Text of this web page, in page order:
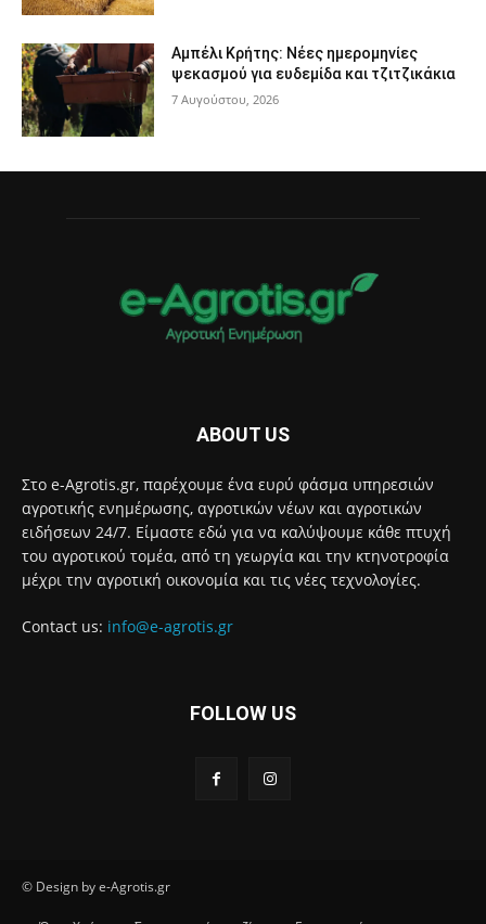
Αμπέλι Κρήτης: Νέες ημερομηνίες
ψεκασμού για ευδεμίδα και τζιτζικάκια
7 Αυγούστου, 2026
ABOUT US
Στο e-Agrotis.gr, παρέχουμε ένα ευρύ φάσμα υπηρεσιών
αγροτικής ενημέρωσης, αγροτικών νέων και αγροτικών
ειδήσεων 24/7. Είμαστε εδώ για να καλύψουμε κάθε πτυχή
του αγροτικού τομέα, από τη γεωργία και την κτηνοτροφία
μέχρι την αγροτική οικονομία και τις νέες τεχνολογίες.
Contact us: info@e-agrotis.gr
FOLLOW US
© Design by e-Agrotis.gr